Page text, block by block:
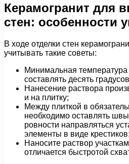
Керамогранит для
стен: особенности
В ходе отделки стен
учитывать такие советы:
Минимальная
составлять десять
Нанесение раствора
и на плитку;
Между плиткой в
необходимо оставлять
ровности направляться
элементы в виде крестиков;
Наносите раствор
отличается быстротой